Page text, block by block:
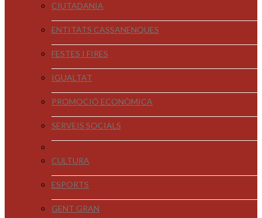
CIUTADANIA
ENTITATS CASSANENQUES
FESTES I FIRES
IGUALTAT
PROMOCIÓ ECONÒMICA
SERVEIS SOCIALS
CULTURA
ESPORTS
GENT GRAN